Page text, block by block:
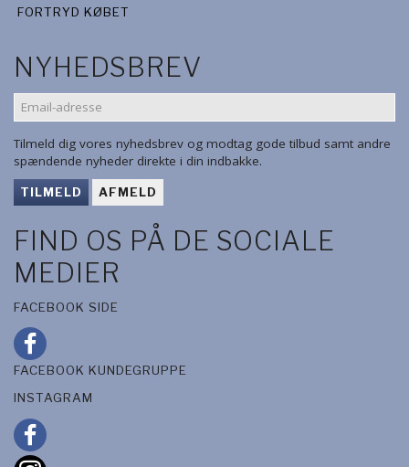
FORTRYD KØBET
NYHEDSBREV
EMAIL-
ADRESSE
Tilmeld dig vores nyhedsbrev og modtag gode tilbud samt andre
spændende nyheder direkte i din indbakke.
TILMELD AFMELD
FIND OS PÅ DE SOCIALE
MEDIER
FACEBOOK SIDE
FACEBOOK KUNDEGRUPPE
INSTAGRAM